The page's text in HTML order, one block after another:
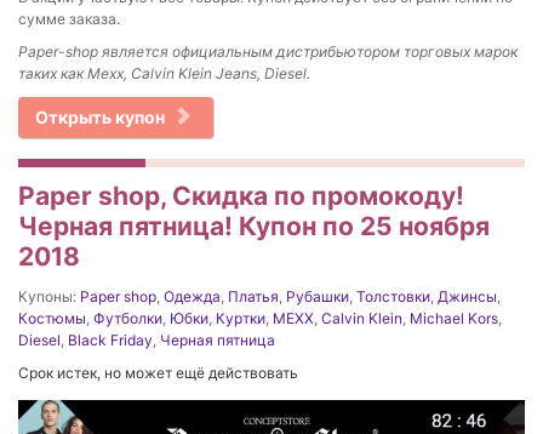
сумме заказа.
Paper-shop является официальным дистрибьютором торговых марок
таких как Mexx, Calvin Klein Jeans, Diesel.
Открыть купон
Paper shop, Скидка по промокоду!
Черная пятница! Купон по 25 ноября
2018
Купоны: Paper shop, Одежда, Платья, Рубашки, Толстовки, Джинсы,
Костюмы, Футболки, Юбки, Куртки, MEXX, Calvin Klein, Michael Kors,
Diesel, Black Friday, Черная пятница
Срок истек, но может ещё действовать